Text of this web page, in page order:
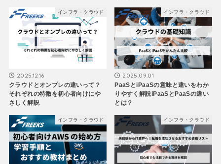
インフラ・クラウド
2025.12.16
クラウドとオンプレの違いって？
それぞれの特徴を初心者向けにや
さしく解説
インフラ・クラウド
2025.09.01
PaaSとiPaaSの意味と違いをわか
りやすく解説iPaaSとPaaSの違い
とは？
インフラ・クラウド インフラ・クラウド